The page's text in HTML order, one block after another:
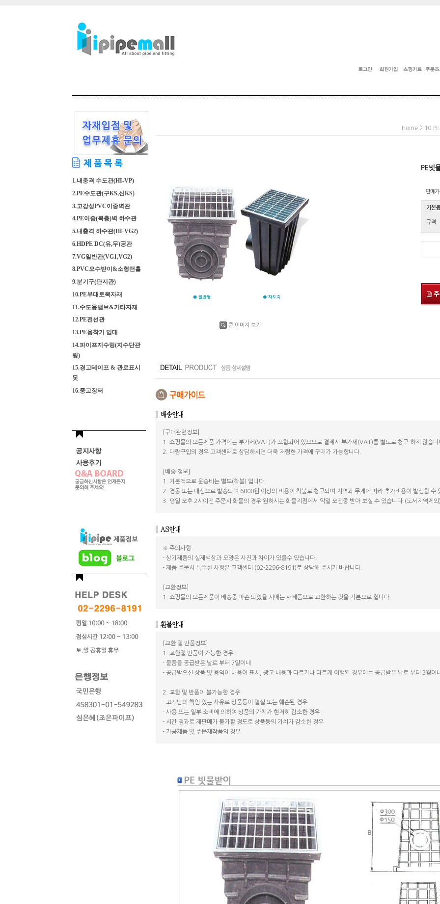
1.내충격 수도관(HI-VP)
2.PE수도관(구KS,신KS)
3.고강성PVC이중벽관
4.PE이중(복층)벽 하수관
5.내충격 하수관(HI-VG2)
6.HDPE DC(유,무)공관
7.VG일반관(VG1,VG2)
8.PVC오수받이&소형맨홀
9.분기구(단지관)
10.PE부대토목자재
11.수도용밸브&기타자재
12.PE전선관
13.PE융착기 임대
14.파이프지수링(지수단관
링)
15.경고테이프 & 관로표시
못
16.중고장터
Home >
큰 이미지 보기
PE빗
판매가
기본
규격
[구매관련정보]
1. 쇼핑몰의 모든제품 가격에는 부가세(VAT)가 포함되어 있으므로 결제시 부가세(VAT)를 별도로 청구 하지 않습니
2. 대량구입의 경우 고객센터로 상담하시면 더욱 저렴한 가격에 구매가 가능합니다.
[배송 정보]
1. 기본적으로 운송비는 별도(착불) 입니다.
2. 경동 또는 대신으로 발송되며 6000원 이상의 비용이 착불로 청구되며 지역과 무게에 따라 추가비용이 발생할 수
3. 평일 오후 2시이전 주문시 화물의 경우 원하시는 화물지점에서 익일 오전중 받아 보실 수 있습니다.(도서지역제외)
※ 주의사항
- 상기제품의 실제색상과 모양은 사진과 차이가 있을수 있습니다.
- 제품 주문시 특수한 사항은 고객센터 (02-2296-8191)로 상담해 주시기 바랍니다.
[교환정보]
1. 쇼핑몰의 모든제품이 배송중 파손 되었을 시에는 새제품으로 교환하는 것을 기본으로 합니다.
[교환 및 반품정보]
1. 교환및 반품이 가능한 경우
- 물품을 공급받은 날로 부터 7일이내
- 공급받으신 상품 및 용역이 내용이 표시, 광고 내용과 다르거나 다르게 이행된 경우에는 공급받은 날로 부터 3월이
2. 교환 및 반품이 불가능한 경우
- 고객님의 책임 있는 사유로 상품등이 멸실 또는 훼손된 경우
- 사용 또는 일부 소비에 의하여 상품의 가치가 현저히 감소한 경우
- 시간 경과로 재판매가 불가할 정도로 상품등의 가치가 감소한 경우
- 가공제품 및 주문제작품의 경우